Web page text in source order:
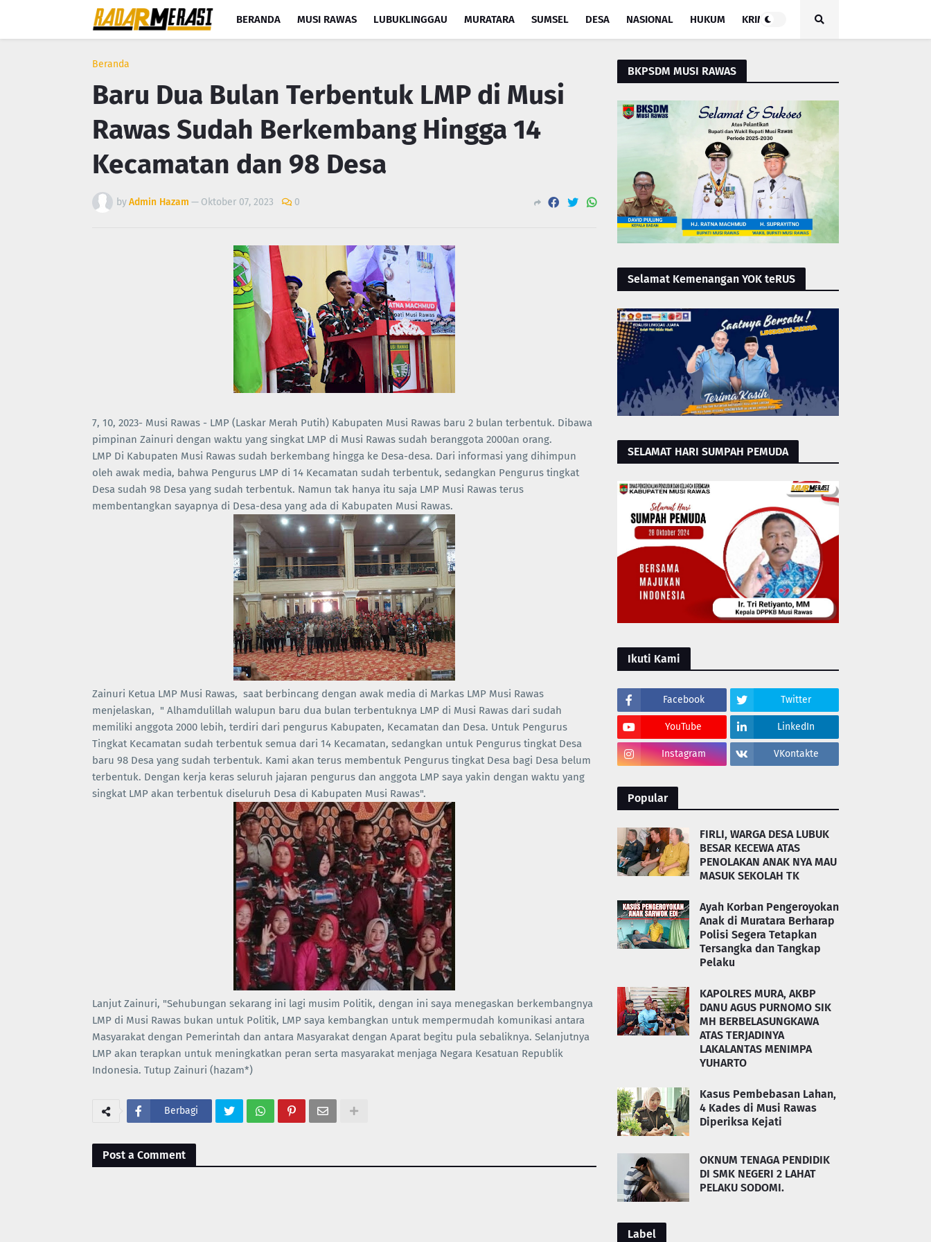
BERANDA MUSI RAWAS LUBUKLINGGAU MURATARA SUMSEL DESA NASIONAL HUKUM KRIMINAL
Beranda
Baru Dua Bulan Terbentuk LMP di Musi
Rawas Sudah Berkembang Hingga 14
Kecamatan dan 98 Desa
byAdmin Hazam — Oktober 07, 2023 0
7, 10, 2023- Musi Rawas - LMP (Laskar Merah Putih) Kabupaten Musi Rawas baru 2 bulan terbentuk. Dibawa
pimpinan Zainuri dengan waktu yang singkat LMP di Musi Rawas sudah beranggota 2000an orang.
LMP Di Kabupaten Musi Rawas sudah berkembang hingga ke Desa-desa. Dari informasi yang dihimpun
oleh awak media, bahwa Pengurus LMP di 14 Kecamatan sudah terbentuk, sedangkan Pengurus tingkat
Desa sudah 98 Desa yang sudah terbentuk. Namun tak hanya itu saja LMP Musi Rawas terus
membentangkan sayapnya di Desa-desa yang ada di Kabupaten Musi Rawas.
Zainuri Ketua LMP Musi Rawas, saat berbincang dengan awak media di Markas LMP Musi Rawas
menjelaskan, " Alhamdulillah walupun baru dua bulan terbentuknya LMP di Musi Rawas dari sudah
memiliki anggota 2000 lebih, terdiri dari pengurus Kabupaten, Kecamatan dan Desa. Untuk Pengurus
Tingkat Kecamatan sudah terbentuk semua dari 14 Kecamatan, sedangkan untuk Pengurus tingkat Desa
baru 98 Desa yang sudah terbentuk. Kami akan terus membentuk Pengurus tingkat Desa bagi Desa belum
terbentuk. Dengan kerja keras seluruh jajaran pengurus dan anggota LMP saya yakin dengan waktu yang
singkat LMP akan terbentuk diseluruh Desa di Kabupaten Musi Rawas".
Lanjut Zainuri, "Sehubungan sekarang ini lagi musim Politik, dengan ini saya menegaskan berkembangnya
LMP di Musi Rawas bukan untuk Politik, LMP saya kembangkan untuk mempermudah komunikasi antara
Masyarakat dengan Pemerintah dan antara Masyarakat dengan Aparat begitu pula sebaliknya. Selanjutnya
LMP akan terapkan untuk meningkatkan peran serta masyarakat menjaga Negara Kesatuan Republik
Indonesia. Tutup Zainuri (hazam*)
Berbagi
Post a Comment
BKPSDM MUSI RAWAS
Selamat Kemenangan YOK teRUS
SELAMAT HARI SUMPAH PEMUDA
Ikuti Kami
Facebook Twitter
YouTube LinkedIn
Instagram VKontakte
Popular
FIRLI, WARGA DESA LUBUK
BESAR KECEWA ATAS
PENOLAKAN ANAK NYA MAU
MASUK SEKOLAH TK
Ayah Korban Pengeroyokan
Anak di Muratara Berharap
Polisi Segera Tetapkan
Tersangka dan Tangkap
Pelaku
KAPOLRES MURA, AKBP
DANU AGUS PURNOMO SIK
MH BERBELASUNGKAWA
ATAS TERJADINYA
LAKALANTAS MENIMPA
YUHARTO
Kasus Pembebasan Lahan,
4 Kades di Musi Rawas
Diperiksa Kejati
OKNUM TENAGA PENDIDIK
DI SMK NEGERI 2 LAHAT
PELAKU SODOMI.
Label